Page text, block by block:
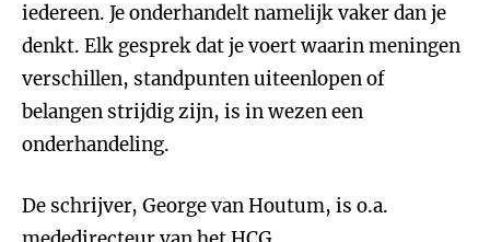
iedereen. Je onderhandelt namelijk vaker dan je
denkt. Elk gesprek dat je voert waarin meningen
verschillen, standpunten uiteenlopen of
belangen strijdig zijn, is in wezen een
onderhandeling.
De schrijver, George van Houtum, is o.a.